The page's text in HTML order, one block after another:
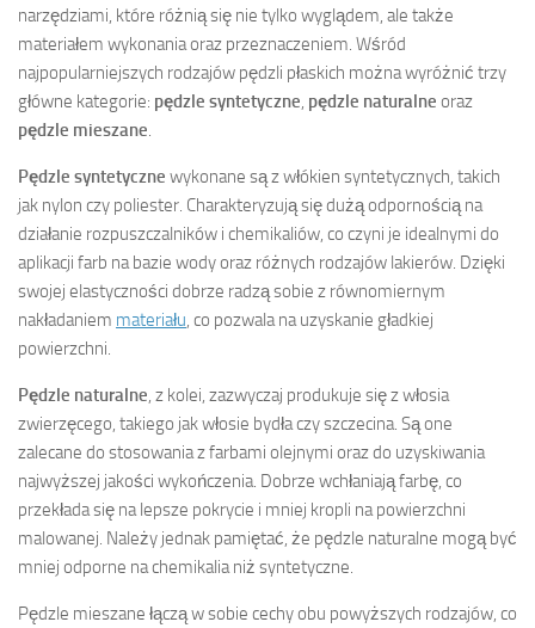
narzędziami, które różnią się nie tylko wyglądem, ale także
materiałem wykonania oraz przeznaczeniem. Wśród
najpopularniejszych rodzajów pędzli płaskich można wyróżnić trzy
główne kategorie: pędzle syntetyczne, pędzle naturalne oraz
pędzle mieszane.
Pędzle syntetyczne wykonane są z włókien syntetycznych, takich
jak nylon czy poliester. Charakteryzują się dużą odpornością na
działanie rozpuszczalników i chemikaliów, co czyni je idealnymi do
aplikacji farb na bazie wody oraz różnych rodzajów lakierów. Dzięki
swojej elastyczności dobrze radzą sobie z równomiernym
nakładaniem materiału, co pozwala na uzyskanie gładkiej
powierzchni.
Pędzle naturalne, z kolei, zazwyczaj produkuje się z włosia
zwierzęcego, takiego jak włosie bydła czy szczecina. Są one
zalecane do stosowania z farbami olejnymi oraz do uzyskiwania
najwyższej jakości wykończenia. Dobrze wchłaniają farbę, co
przekłada się na lepsze pokrycie i mniej kropli na powierzchni
malowanej. Należy jednak pamiętać, że pędzle naturalne mogą być
mniej odporne na chemikalia niż syntetyczne.
Pędzle mieszane łączą w sobie cechy obu powyższych rodzajów, co